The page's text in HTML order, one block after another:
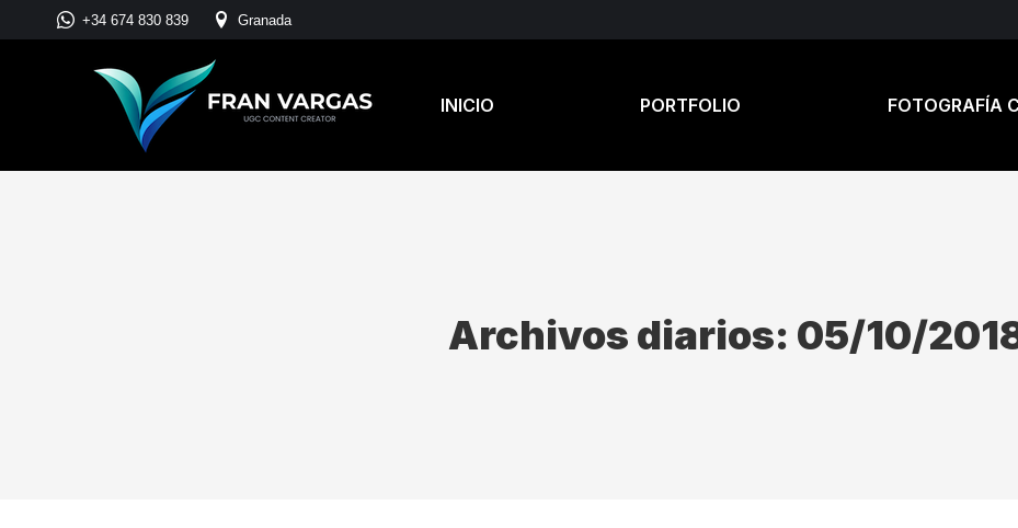
+34 674 830 839 Granada
INICIO PORTFOLIO FOTOGRAFÍA
Archivos diarios: 05/10/